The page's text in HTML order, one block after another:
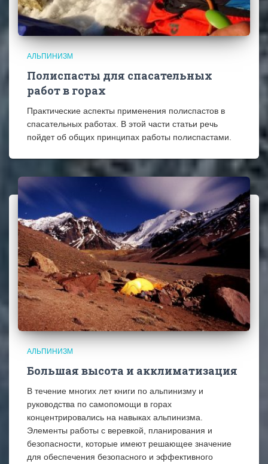
АЛЬПИНИЗМ
Полиспасты для спасательных
работ в горах
Практические аспекты применения полиспастов в
спасательных работах. В этой части статьи речь
пойдет об общих принципах работы полиспастами.
АЛЬПИНИЗМ
Большая высота и акклиматизация
В течение многих лет книги по альпинизму и
руководства по самопомощи в горах
концентрировались на навыках альпинизма.
Элементы работы с веревкой, планирования и
безопасности, которые имеют решающее значение
для обеспечения безопасного и эффективного